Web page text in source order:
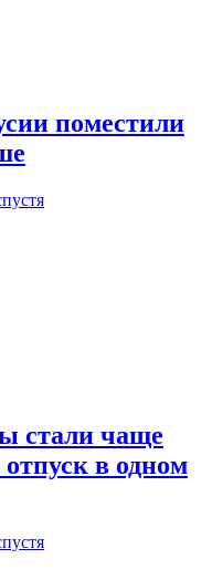
поместили
стали чаще
в одном